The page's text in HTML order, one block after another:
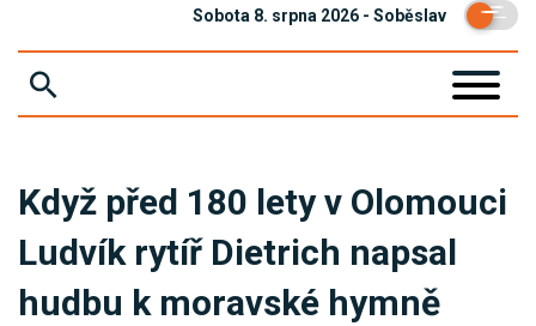
Sobota 8. srpna 2026 - Soběslav
KRIMI
SPORT
KULTURA
Když před 180 lety v Olomouci
Ludvík rytíř Dietrich napsal
hudbu k moravské hymně